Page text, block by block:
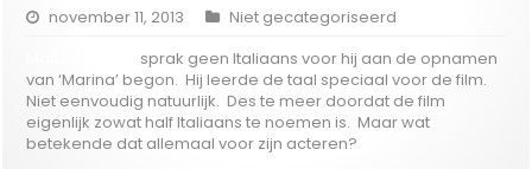
november 11, 2013
Niet gecategoriseerd
sprak geen Italiaans voor hij aan de opnamen
van ‘Marina’ begon. Hij leerde de taal speciaal voor de film.
Niet eenvoudig natuurlijk. Des te meer doordat de film
eigenlijk zowat half Italiaans te noemen is. Maar wat
betekende dat allemaal voor zijn acteren?